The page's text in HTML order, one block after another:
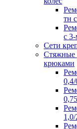
тн
с
Сети
Стяжные
крюками